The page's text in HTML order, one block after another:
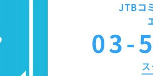
JTBコ
03-